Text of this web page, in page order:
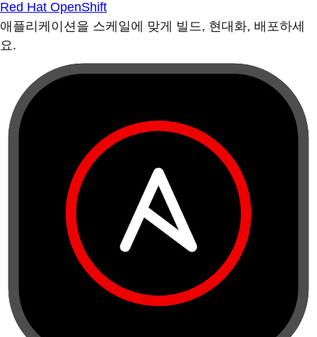
Red Hat OpenShift
애플리케이션을 스케일에 맞게 빌드, 현대화, 배포하세
요.